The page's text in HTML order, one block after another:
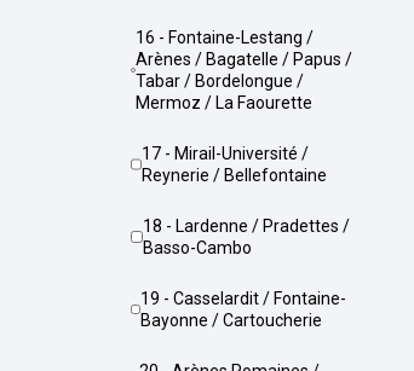
16 - Fontaine-Lestang /
Arènes / Bagatelle / Papus /
Tabar / Bordelongue /
Mermoz / La Faourette
17 - Mirail-Université /
Reynerie / Bellefontaine
18 - Lardenne / Pradettes /
Basso-Cambo
19 - Casselardit / Fontaine-
Bayonne / Cartoucherie